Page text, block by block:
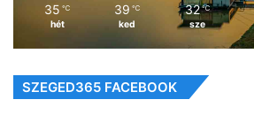
35 ℃
hét
39 ℃
ked
32 ℃
sze
SZEGED365 FACEBOOK